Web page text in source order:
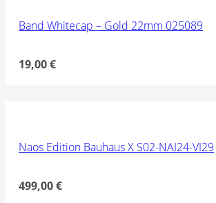
Band Whitecap – Gold 22mm 025089
19,00€
Naos Edition Bauhaus X S02-NAI24-VI29
499,00€